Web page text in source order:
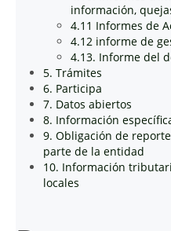
información,
4.11 Informes de
4.12 informe de
4.13. Informe del
5. Trámites
6. Participa
7. Datos abiertos
8. Información
9. Obligación de
parte de la entidad
10. Información
locales